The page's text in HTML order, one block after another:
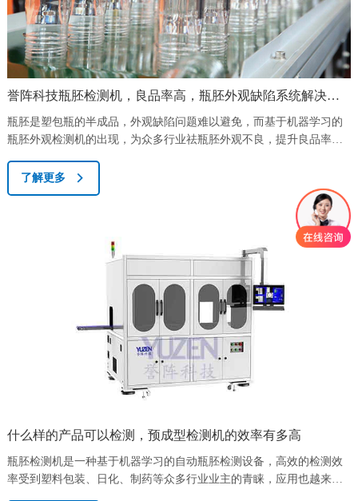
誉阵科技瓶胚检测机，良品率高，瓶胚外观缺陷系统解决方
案
瓶胚是塑包瓶的半成品，外观缺陷问题难以避免，而基于机器学习的
瓶胚外观检测机的出现，为众多行业祛瓶胚外观不良，提升良品率提
污、缺胶、气泡、瓶口破损等，不仅造成大量原材料浪费，也会造成
重要客户的流失，对企业造成巨大的经济及形象损失。针对客户痛点
及市场需求，誉阵科技推出的“瓶胚机检测机”外观缺陷在线检测系
了解更多
什么样的产品可以检测，预成型检测机的效率有多高
瓶胚检测机是一种基于机器学习的自动瓶胚检测设备，高效的检测效
率受到塑料包装、日化、制药等众多行业业主的青睐，应用也越来越